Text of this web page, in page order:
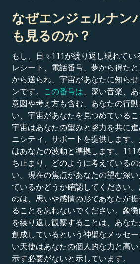
なぜエンジェルナンバ
も見るのか？
もし、日々111が繰り返し現れてい
レシート、電話番号、夢から得たと
から送られ、宇宙があなたに知らせ
ンです。 この番号は、深い音楽、あ
意図や考え方も含む、あなたの行動
い、宇宙があなたを見つめているこ
宇宙はあなたの望みと努力を共に進
ニシティ、サポートを提供します。
はあなたの波動と準拠します。111
ち止まり、どのように考えているの
い。現在の焦点があなたの望む深い
ているかどうか確認してください。
のは、思いや感情の形であなたが提
ることを忘れないでください。象徴
を繰り返し観察することは、あなた
創成しているという神聖なメッセー
い天使はあなたの個人的な力と高い
示す必要がないと示しています。